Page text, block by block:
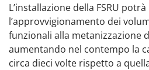
L’installazione della FSRU
l’approvvigionamento dei
funzionali alla metanizzazione
aumentando nel contempo la
circa dieci volte rispetto a